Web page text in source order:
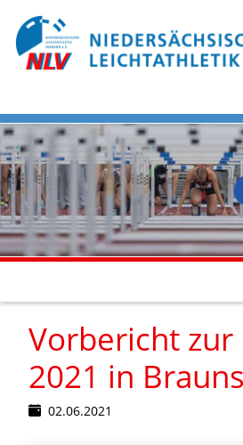
Vorbericht zur
2021 in
02.06.2021